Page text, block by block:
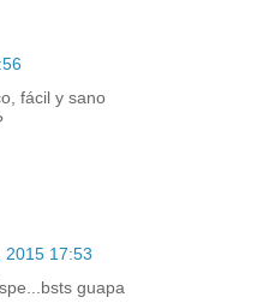
fácil y sano
2015 17:53
guapa